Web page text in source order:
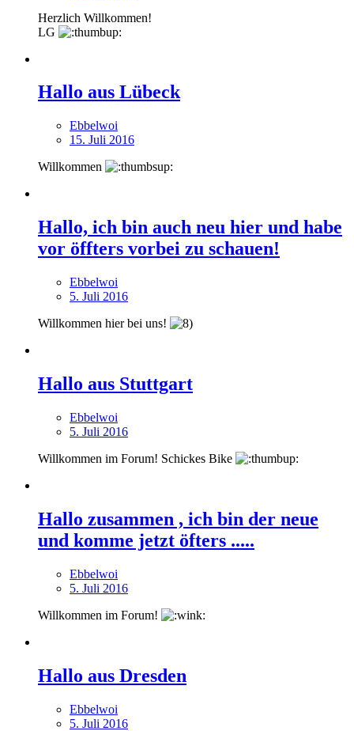
Herzlich Willkommen!
LG
Hallo aus Lübeck
Ebbelwoi
15. Juli 2016
Willkommen
Hallo, ich bin auch neu hier und habe
vor öffters vorbei zu schauen!
Ebbelwoi
5. Juli 2016
Willkommen hier bei uns!
Hallo aus Stuttgart
Ebbelwoi
5. Juli 2016
Willkommen im Forum! Schickes Bike
Hallo zusammen , ich bin der neue
und komme jetzt öfters .....
Ebbelwoi
5. Juli 2016
Willkommen im Forum!
Hallo aus Dresden
Ebbelwoi
5. Juli 2016